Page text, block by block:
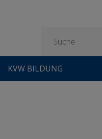
KVW BILDUNG